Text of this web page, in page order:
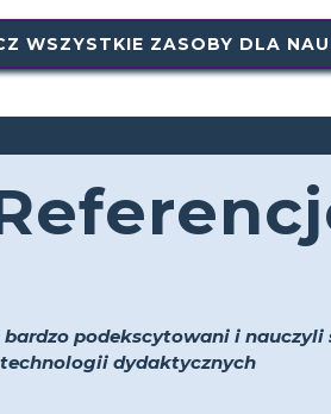
WSZYSTKIE ZASOBY DLA
podekscytowani i nauczyli
dydaktycznych